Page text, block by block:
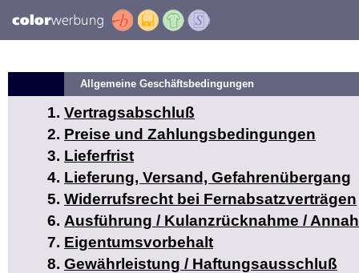
Allgemeine Geschäftsbedingungen
Vertragsabschluß
Preise und Zahlungsbedingungen
Lieferfrist
Lieferung, Versand, Gefahrenübergang
Widerrufsrecht bei Fernabsatzverträgen
Ausführung / Kulanzrücknahme /
Eigentumsvorbehalt
Gewährleistung / Haftungsausschluß